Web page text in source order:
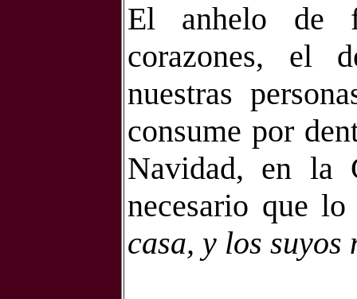
El anhelo de
corazones, el
nuestras
consume por
Navidad, en la
necesario que
casa, y los